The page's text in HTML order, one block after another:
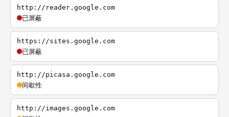
http://reader.google.com
已屏蔽
https://sites.google.com
已屏蔽
http://picasa.google.com
间歇性
http://images.google.com